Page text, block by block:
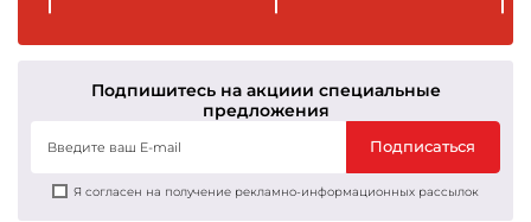
Подпишитесь на акциии специальные
предложения
Подписаться
Я согласен на получение рекламно-информационных рассылок